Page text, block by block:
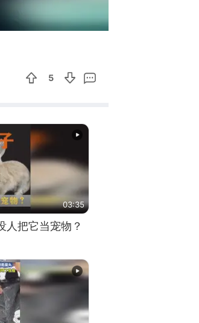
02:19
5
03:35
人把它当宠物？